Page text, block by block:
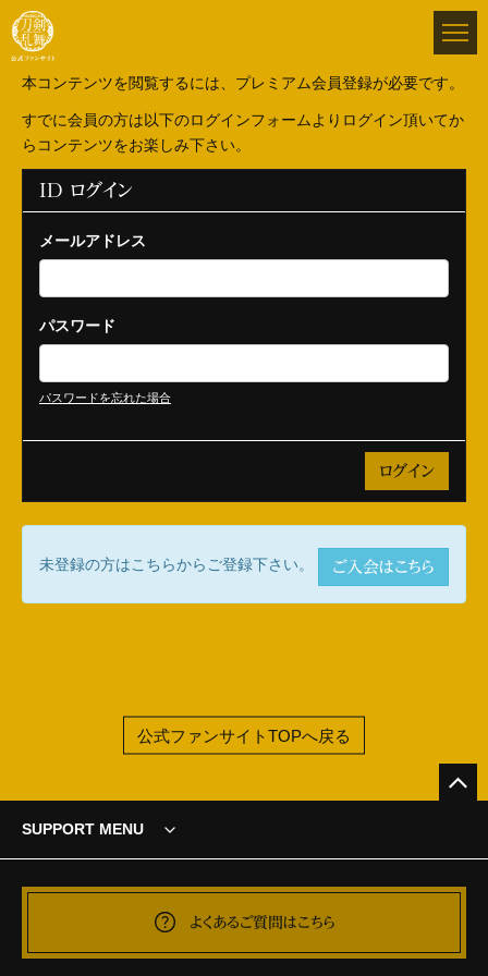
本コンテンツを閲覧するには、プレミアム会員登録が必要です。
すでに会員の方は以下のログインフォームよりログイン頂いてか
らコンテンツをお楽しみ下さい。
ID ログイン
メールアドレス
パスワード
パスワードを忘れた場合
未登録の方はこちらからご登録下さい。 ご入会はこちら
公式ファンサイトTOPへ戻る
SUPPORT MENU
よくあるご質問はこちら